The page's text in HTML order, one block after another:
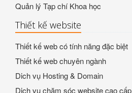
Quản lý Tạp chí Khoa học
Thiết kế website
Thiết kế web có tính năng đặc biệt
Thiết kế web chuyên ngành
Dich vụ Hosting & Domain
Dịch vụ chăm sóc website cao cấp